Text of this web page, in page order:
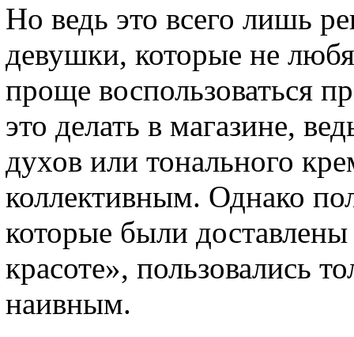
Но ведь это всего лишь
девушки, которые не
проще воспользоваться
это делать в магазине,
духов или тонального
коллективным. Однако
которые были
красоте», пользовались
наивным.